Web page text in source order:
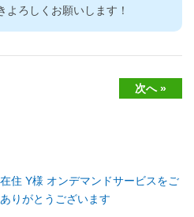
よろしくお願いします！
次へ »
住 Y様 オンデマンドサービスをご
りがとうございます